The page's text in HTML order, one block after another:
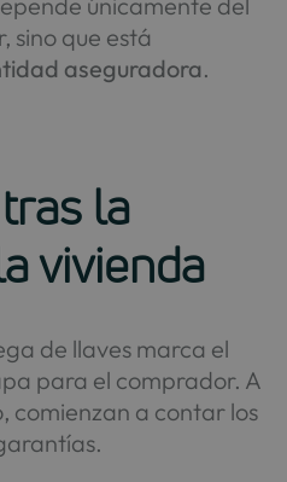
sino que está
aseguradora.
la
vivienda
de llaves marca el
para el comprador. A
comienzan a contar los